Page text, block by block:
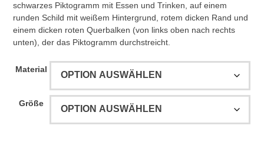
64,26 €
schwarzes Piktogramm mit Essen und Trinken, auf einem
runden Schild mit weißem Hintergrund, rotem dicken Rand und
einem dicken roten Querbalken (von links oben nach rechts
unten), der das Piktogramm durchstreicht.
Material
Größe